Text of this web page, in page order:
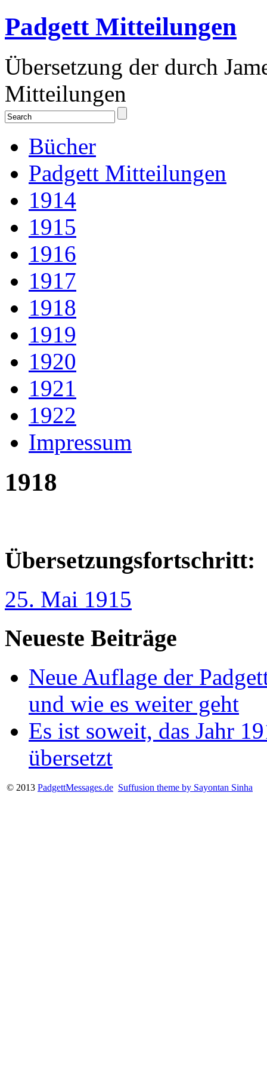
Padgett Mitteilungen
Übersetzung der durch
Mitteilungen
Bücher
Padgett Mitteilungen
1914
1915
1916
1917
1918
1919
1920
1921
1922
Impressum
1918
Übersetzungsfortschritt:
25. Mai 1915
Neueste Beiträge
Neue Auflage der
und wie es weiter geht
Es ist soweit, das Jahr
übersetzt
© 2013 PadgettMessages.de Suffusion theme by Sayontan Sinha